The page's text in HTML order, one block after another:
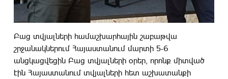
Բաց տվյալների համաշխարհային շաբաթվա
շրջանակներում Հայաստանում մարտի 5-6
անցկացվեցին Բաց տվյալների օրեր, որոնք միտված
էին Հայաստանում տվյալների հետ աշխատանքի